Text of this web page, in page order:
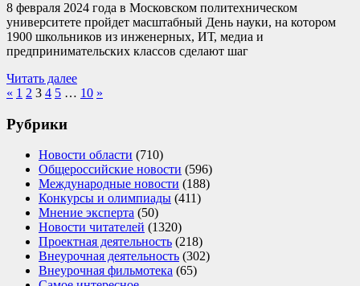
8 февраля 2024 года в Московском политехническом
университете пройдет масштабный День науки, на котором
1900 школьников из инженерных, ИТ, медиа и
предпринимательских классов сделают шаг
Читать далее
Навигация
по
записям
« Previous
1 2 3 4 5 … 10 Next
»
Рубрики
Новости области (710)
Общероссийские новости (596)
Международные новости (188)
Конкурсы и олимпиады (411)
Мнение эксперта (50)
Новости читателей (1320)
Проектная деятельность (218)
Внеурочная деятельность (302)
Внеурочная фильмотека (65)